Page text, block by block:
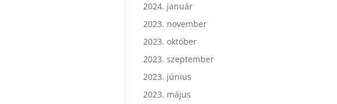
2024. január
2023. november
2023. október
2023. szeptember
2023. június
2023. május